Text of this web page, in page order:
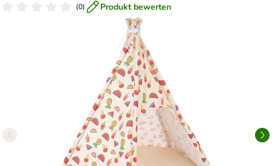
(0) Produkt bewerten